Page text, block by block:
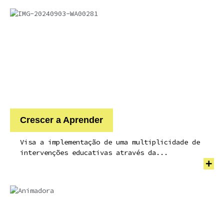
Crescer a Aprender
Visa a implementação de uma multiplicidade de
intervenções educativas através da...
+